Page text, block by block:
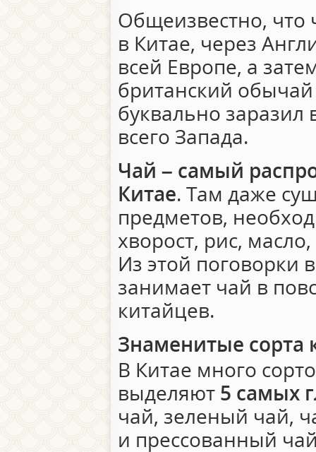
Общеизвестно,
в Китае, через
всей Европе, а
британский
буквально заразил
всего Запада.
Чай – самый
Китае. Там даже
предметов,
хворост, рис,
Из этой поговорки
занимает чай в
китайцев.
Знаменитые сорта
В Китае много
выделяют 5 самых
чай, зеленый чай,
и прессованный